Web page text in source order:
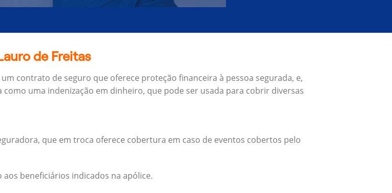
de Freitas
contrato de seguro que oferece proteção financeira à pessoa segurada, e,
como uma indenização em dinheiro, que pode ser usada para cobrir diversas
que em troca oferece cobertura em caso de eventos cobertos pelo
beneficiários indicados na apólice.